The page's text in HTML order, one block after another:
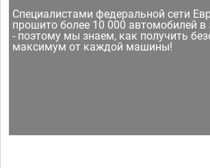
Специалистами федеральной сети
прошито более 10 000 автомобилей в
- поэтому мы знаем, как получить
максимум от каждой машины!